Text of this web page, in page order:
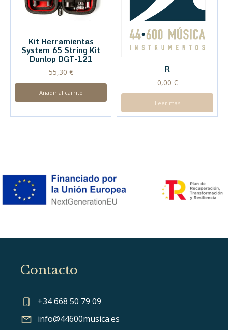
Kit Herramientas
System 65 String Kit
Dunlop DGT-121
55,30 €
Añadir al carrito
R
0,00 €
Leer más
Contacto
+34 668 50 79 09
info@44600musica.es